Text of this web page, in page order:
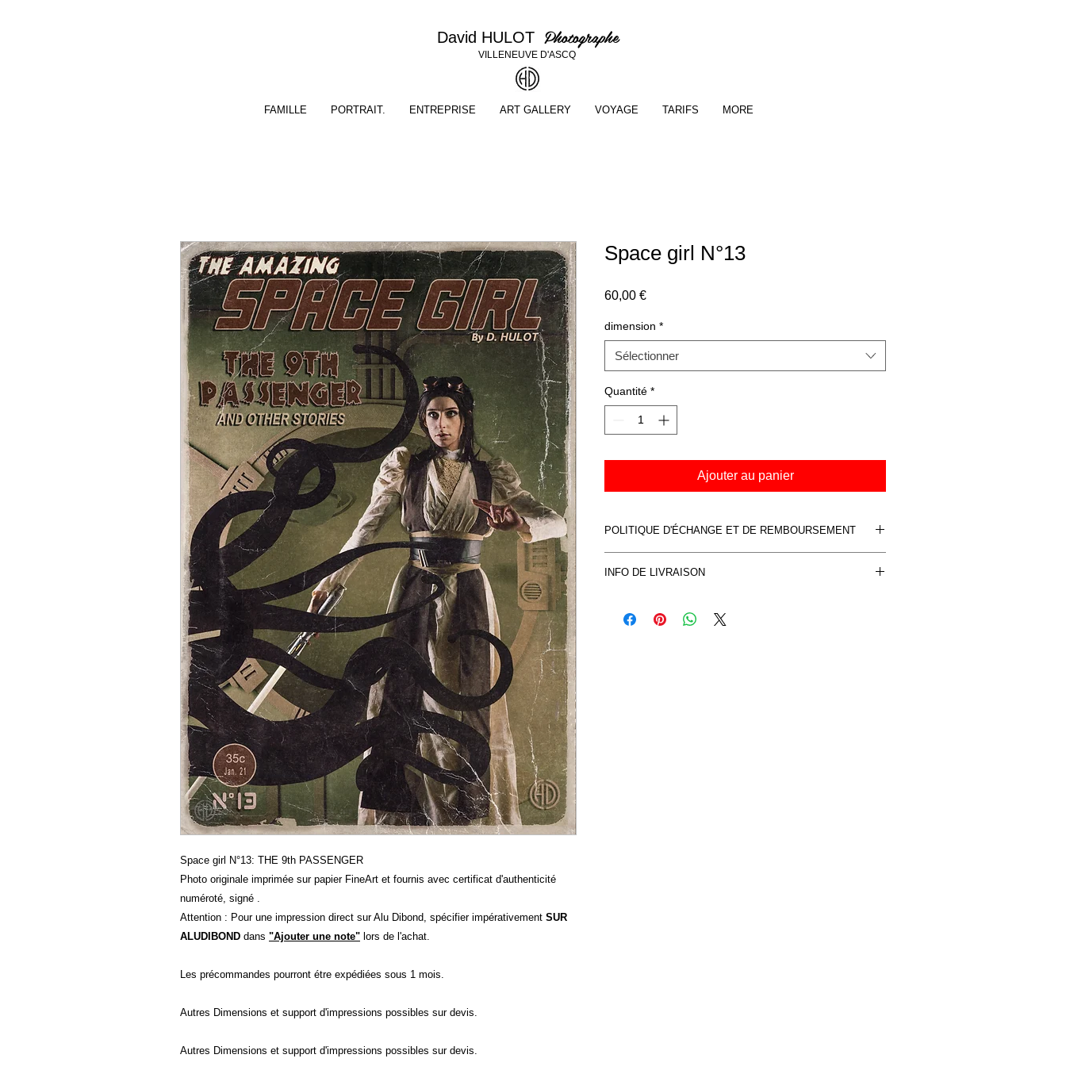
David HULOT Photographe
VILLENEUVE D'ASCQ
FAMILLE PORTRAIT. ENTREPRISE ART GALLERY VOYAGE TARIFS MORE
Space girl N°13: THE 9th PASSENGER
Photo originale imprimée sur papier FineArt et fournis avec certificat d'authenticité
numéroté, signé .
Attention : Pour une impression direct sur Alu Dibond, spécifier impérativement SUR
ALUDIBOND dans "Ajouter une note" lors de l'achat.
Les précommandes pourront étre expédiées sous 1 mois.
Autres Dimensions et support d'impressions possibles sur devis.
Autres Dimensions et support d'impressions possibles sur devis.
Space girl N°13
60,00 €Prix
dimension *
Sélectionner
Quantité *
Ajouter au panier
POLITIQUE D'ÉCHANGE ET DE REMBOURSEMENT
INFO DE LIVRAISON